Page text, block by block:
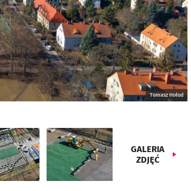
Tomasz Hołod
GALERIA
ZDJĘĆ